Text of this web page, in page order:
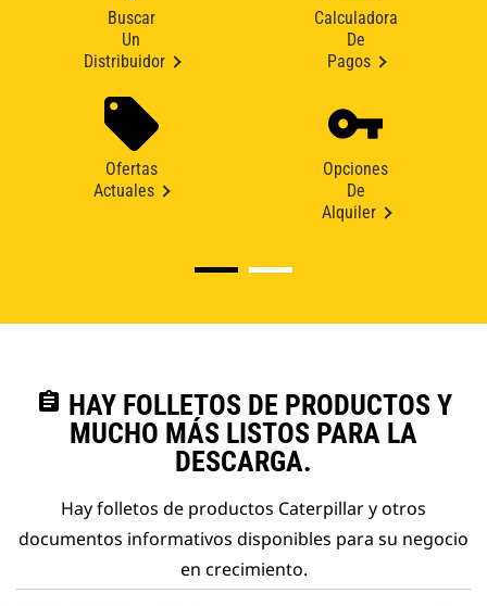
Buscar
Un
Distribuidor
Calculadora
De
Pagos
Ofertas
Actuales
Opciones
De
Alquiler
assignment HAY FOLLETOS DE PRODUCTOS Y
MUCHO MÁS LISTOS PARA LA
DESCARGA.
Hay folletos de productos Caterpillar y otros
documentos informativos disponibles para su negocio
en crecimiento.